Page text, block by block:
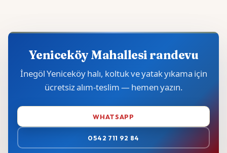
Yeniceköy Mahallesi randevu
İnegöl Yeniceköy halı, koltuk ve yatak yıkama için
ücretsiz alım-teslim — hemen yazın.
WHATSAPP
0542 711 92 84